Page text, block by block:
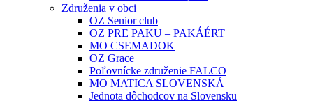
Združenia v obci
OZ Senior club
OZ PRE PAKU – PAKÁÉRT
MO CSEMADOK
OZ Grace
Poľovnícke združenie FALCO
MO MATICA SLOVENSKÁ
Jednota dôchodcov na Slovensku